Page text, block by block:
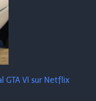
GTA VI sur Netflix